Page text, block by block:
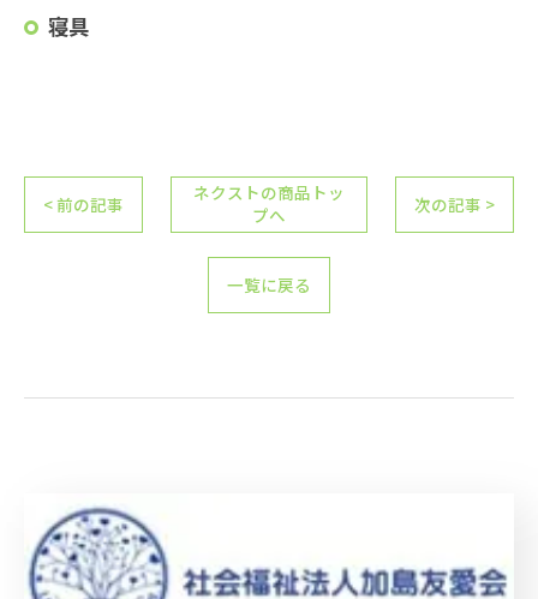
寝具
< 前の記事
ネクストの商品トッ
プへ
次の記事 >
一覧に戻る